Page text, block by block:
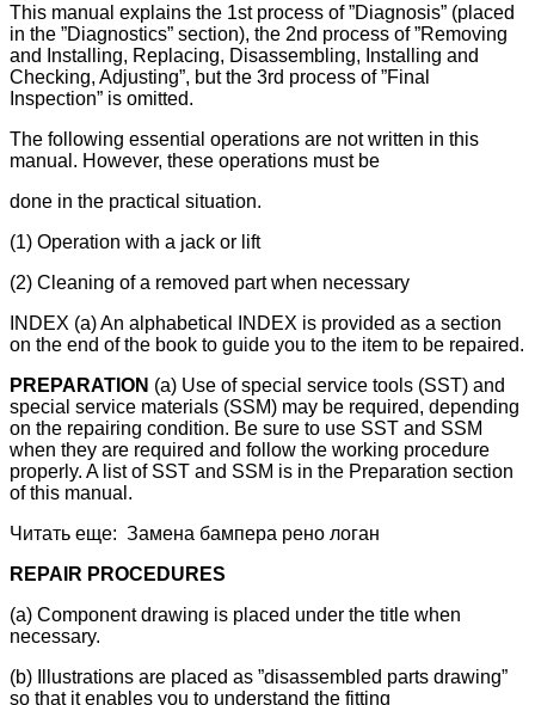
This manual explains the 1st process of ”Diagnosis” (placed
in the ”Diagnostics” section), the 2nd process of ”Removing
and Installing, Replacing, Disassembling, Installing and
Checking, Adjusting”, but the 3rd process of ”Final
Inspection” is omitted.
The following essential operations are not written in this
manual. However, these operations must be
done in the practical situation.
(1) Operation with a jack or lift
(2) Cleaning of a removed part when necessary
INDEX (a) An alphabetical INDEX is provided as a section
on the end of the book to guide you to the item to be repaired.
PREPARATION (a) Use of special service tools (SST) and
special service materials (SSM) may be required, depending
on the repairing condition. Be sure to use SST and SSM
when they are required and follow the working procedure
properly. A list of SST and SSM is in the Preparation section
of this manual.
Читать еще: Замена бампера рено логан
REPAIR PROCEDURES
(a) Component drawing is placed under the title when
necessary.
(b) Illustrations are placed as ”disassembled parts drawing”
so that it enables you to understand the fitting